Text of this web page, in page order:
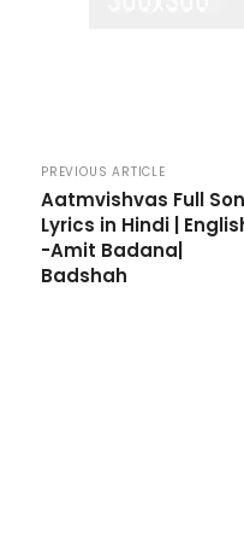
PREVIOUS ARTICLE
Aatmvishvas Full
Lyrics in Hindi |
-Amit Badana|
Badshah